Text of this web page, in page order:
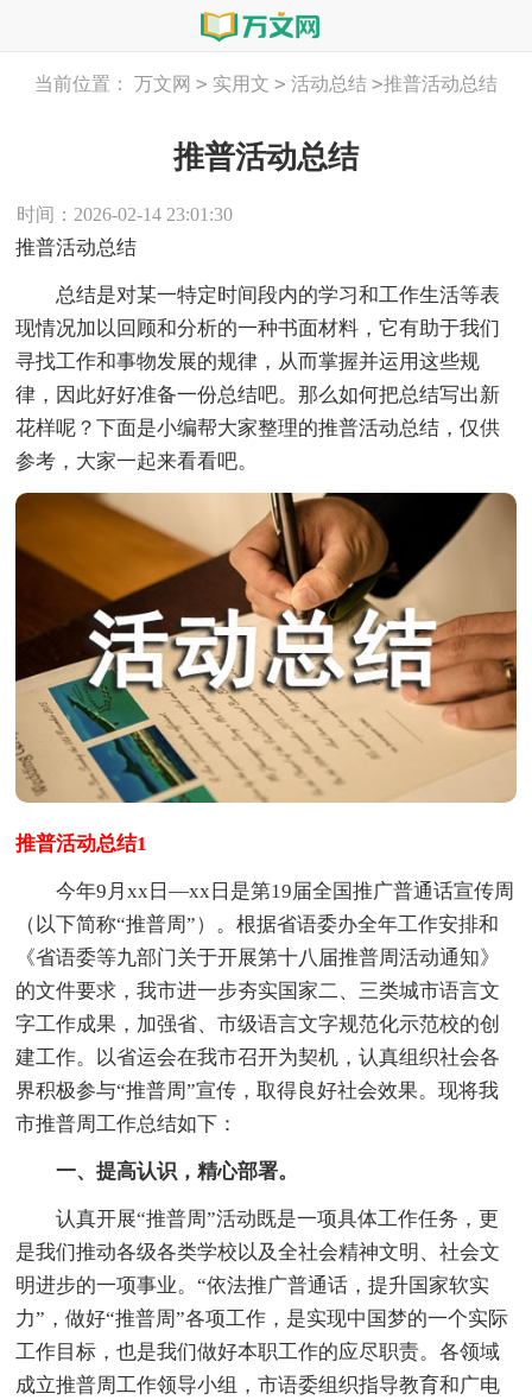
当前位置： 万文网 > 实用文 > 活动总结 >推普活动总结
推普活动总结
时间：2026-02-14 23:01:30
推普活动总结
总结是对某一特定时间段内的学习和工作生活等表
现情况加以回顾和分析的一种书面材料，它有助于我们
寻找工作和事物发展的规律，从而掌握并运用这些规
律，因此好好准备一份总结吧。那么如何把总结写出新
花样呢？下面是小编帮大家整理的推普活动总结，仅供
参考，大家一起来看看吧。
推普活动总结1
今年9月xx日—xx日是第19届全国推广普通话宣传周
（以下简称“推普周”）。根据省语委办全年工作安排和
《省语委等九部门关于开展第十八届推普周活动通知》
的文件要求，我市进一步夯实国家二、三类城市语言文
字工作成果，加强省、市级语言文字规范化示范校的创
建工作。以省运会在我市召开为契机，认真组织社会各
界积极参与“推普周”宣传，取得良好社会效果。现将我
市推普周工作总结如下：
一、提高认识，精心部署。
认真开展“推普周”活动既是一项具体工作任务，更
是我们推动各级各类学校以及全社会精神文明、社会文
明进步的一项事业。“依法推广普通话，提升国家软实
力”，做好“推普周”各项工作，是实现中国梦的一个实际
工作目标，也是我们做好本职工作的应尽职责。各领域
成立推普周工作领导小组，市语委组织指导教育和广电